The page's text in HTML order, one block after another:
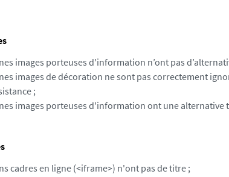
images porteuses d'information n’ont pas
images de décoration ne sont pas correctement
;
images porteuses d'information ont une alternative
cadres en ligne (<iframe>) n'ont pas de titre ;